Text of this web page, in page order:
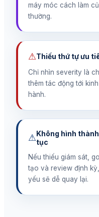
máy móc cách làm
thường.
⚠Thiếu thứ tự ưu
Chỉ nhìn severity là
thêm tác động tới
hành.
⚠Không hình
tục
Nếu thiếu giám sát,
tạo và review định
yếu sẽ dễ quay lại.